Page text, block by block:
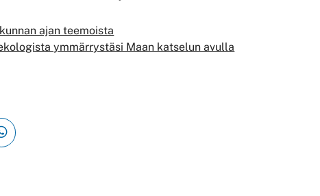
ajan teemoista
ymmärrystäsi Maan katselun avulla